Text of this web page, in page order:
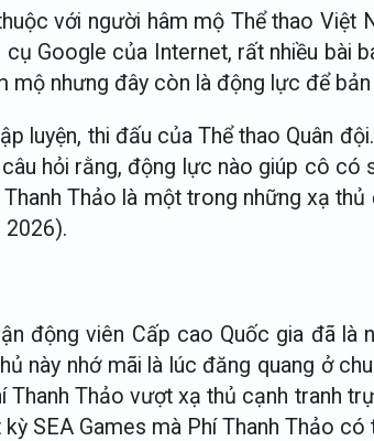
với người hâm mộ Thể thao
Google của Internet, rất nhiều
mộ nhưng đây còn là động lực để
luyện, thi đấu của Thể thao Quân
hỏi rằng, động lực nào giúp cô
Thảo là một trong những xạ
2026).
động viên Cấp cao Quốc gia đã là
này nhớ mãi là lúc đăng quang ở
Thảo vượt xạ thủ cạnh tranh
SEA Games mà Phí Thanh Thảo có